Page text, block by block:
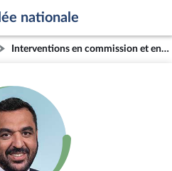
nationale
Interventions en commission et en séance